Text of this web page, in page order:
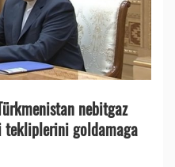
nebitgaz
tekliplerini goldamaga